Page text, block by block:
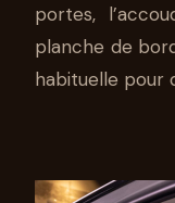
portes,
planche de
habituelle pour